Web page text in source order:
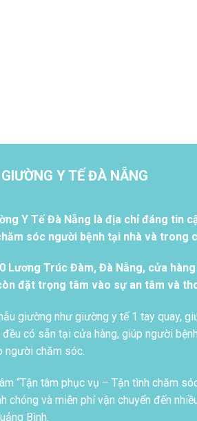
Y TẾ ĐÀ NẴNG
Y Tế Đà Nẵng là địa chỉ đáng tin
sóc người bệnh tại nhà và trong
Lương Trúc Đàm, Đà Nẵng, cửa
đặt trọng tâm vào sự an tâm và
giường như giường y tế 1 tay quay,
có sẵn tại cửa hàng, giúp người
người chăm sóc.
“Tận tâm phục vụ – Tận tình chăm
chóng và miễn phí vận chuyển đến
Bình.